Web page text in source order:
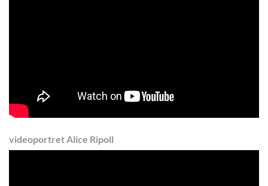
videoportret Alice Ripoll